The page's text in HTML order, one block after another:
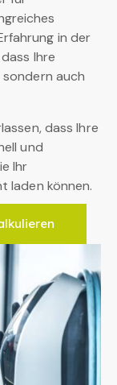
in der
Ihre
auch
dass Ihre
und
Ihr
laden können.